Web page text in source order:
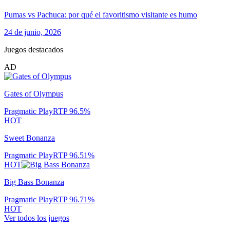
Pumas vs Pachuca: por qué el favoritismo visitante es humo
24 de junio, 2026
Juegos destacados
AD
Gates of Olympus
Pragmatic PlayRTP96.5%
HOT
Sweet Bonanza
Pragmatic PlayRTP96.51%
HOT
Big Bass Bonanza
Pragmatic PlayRTP96.71%
HOT
Ver todos los juegos